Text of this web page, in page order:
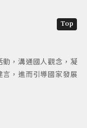
，溝通國人觀念，凝
，進而引導國家發展
Top